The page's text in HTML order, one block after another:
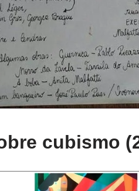
cubismo